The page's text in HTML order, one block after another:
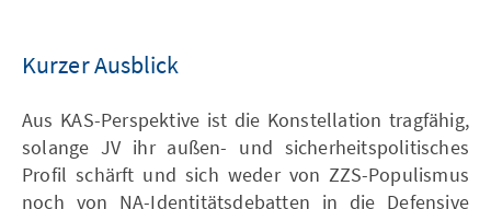
Kurzer Ausblick
Aus KAS-Perspektive ist die Konstellation tragfähig,
solange JV ihr außen- und sicherheitspolitisches
Profil schärft und sich weder von ZZS-Populismus
noch von NA-Identitätsdebatten in die Defensive